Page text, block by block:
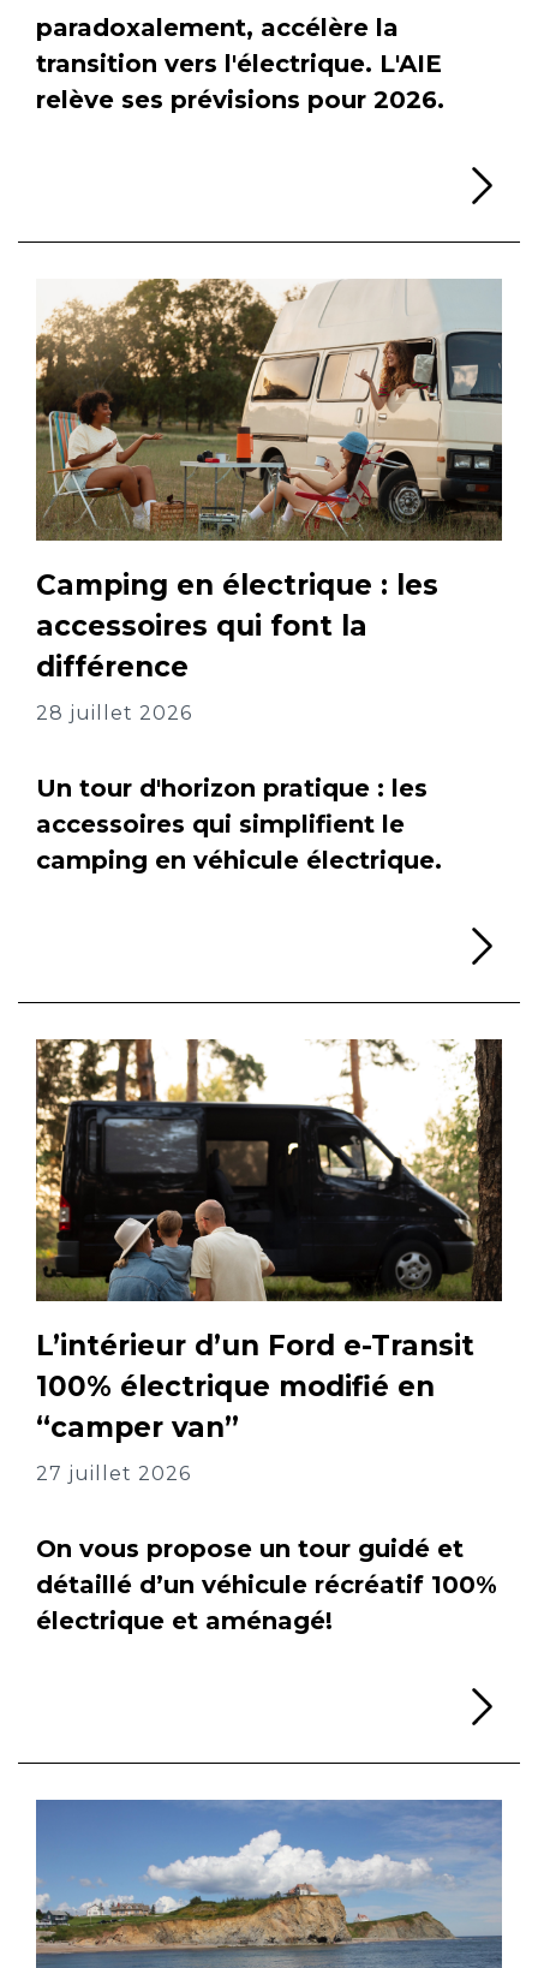
paradoxalement, accélère la
transition vers l'électrique. L'AIE
relève ses prévisions pour 2026.
Camping en électrique : les
accessoires qui font la
différence
28 juillet 2026
Un tour d'horizon pratique : les
accessoires qui simplifient le
camping en véhicule électrique.
L’intérieur d’un Ford e-Transit
100% électrique modifié en
“camper van”
27 juillet 2026
On vous propose un tour guidé et
détaillé d’un véhicule récréatif 100%
électrique et aménagé!